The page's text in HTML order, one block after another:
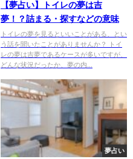
【夢占い】トイレの夢は吉
夢！？詰まる・探すなどの意味
トイレの夢を見るといいことがある、とい
う話を聞いたことがありませんか？ トイ
レの夢は吉夢であるケースが多いですが、
どんな状況だったか、夢の内...
夢占い